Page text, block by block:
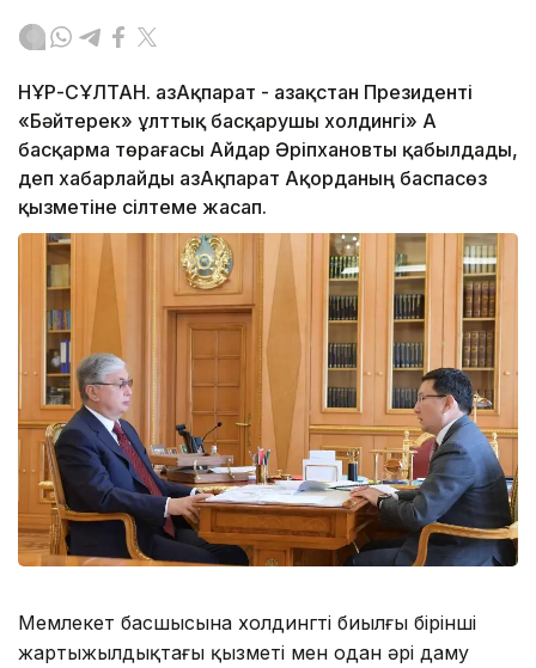
НҰР-СҰЛТАН. ҚазАқпарат - Қазақстан Президенті
«Бәйтерек» ұлттық басқарушы холдингі» АҚ
басқарма төрағасы Айдар Әріпхановты қабылдады,
деп хабарлайды ҚазАқпарат Ақорданың баспасөз
қызметіне сілтеме жасап.
Мемлекет басшысына холдингтің биылғы бірінші
жартыжылдықтағы қызметі мен одан әрі даму